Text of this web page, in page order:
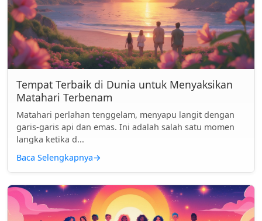
Tempat Terbaik di Dunia untuk Menyaksikan
Matahari Terbenam
Matahari perlahan tenggelam, menyapu langit dengan
garis-garis api dan emas. Ini adalah salah satu momen
langka ketika d...
Baca Selengkapnya→